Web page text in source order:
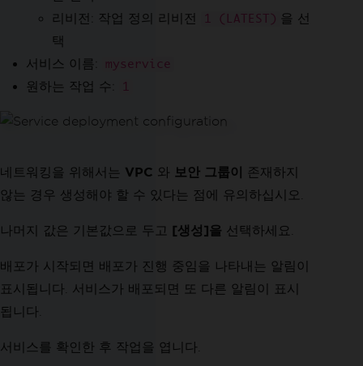
리비전: 작업 정의 리비전
1 (LATEST) 을 선
택
서비스 이름:
myservice
원하는 작업 수: 1
네트워킹을 위해서는 VPC 와 보안 그룹이
존재하지
않는 경우 생성해야 할 수 있다는 점에 유의하십시오.
나머지 값은 기본값으로 두고 [생성]을 선택하세요.
배포가 시작되면 배포가 진행 중임을 나타내는 알림이
표시됩니다. 서비스가 배포되면 또 다른 알림이 표시
됩니다.
서비스를 확인한 후 작업을 엽니다.